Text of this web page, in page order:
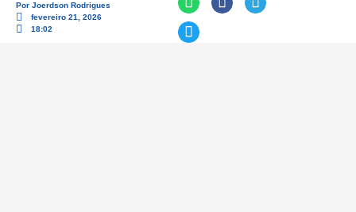
Por Joerdson Rodrigues
fevereiro 21, 2026
18:02